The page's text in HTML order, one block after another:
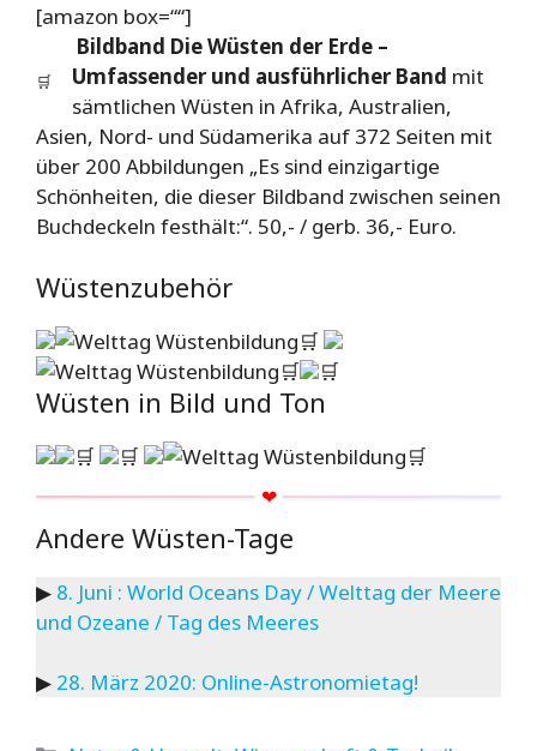
[amazon box=““]
🛒
Bildband Die Wüsten der Erde –
Umfassender und ausführlicher Band mit
sämtlichen Wüsten in Afrika, Australien,
Asien, Nord- und Südamerika auf 372 Seiten mit
über 200 Abbildungen „Es sind einzigartige
Schönheiten, die dieser Bildband zwischen seinen
Buchdeckeln festhält:“. 50,- / gerb. 36,- Euro.
Wüstenzubehör
🛒
🛒
🛒
Wüsten in Bild und Ton
🛒 🛒 🛒
Andere Wüsten-Tage
▶ 8. Juni : World Oceans Day / Welttag der Meere
und Ozeane / Tag des Meeres
▶ 28. März 2020: Online-Astronomietag!